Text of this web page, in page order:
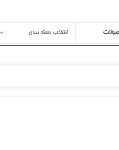
انتخاب دسته بندی